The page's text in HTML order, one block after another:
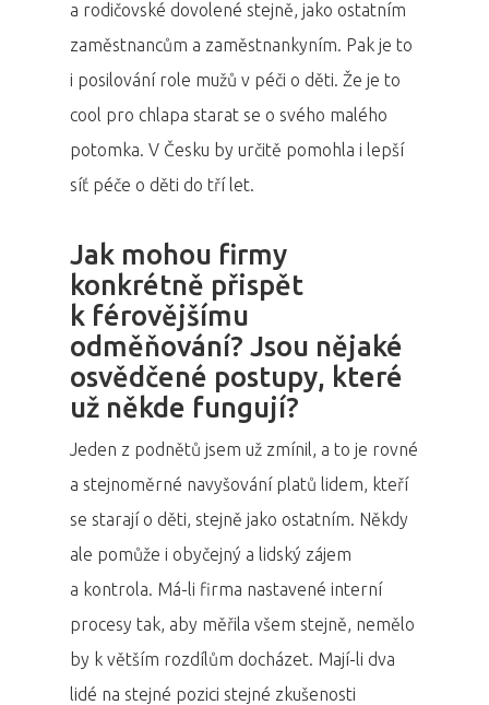
a rodičovské dovolené stejně, jako ostatním
zaměstnancům a zaměstnankyním. Pak je to
i posilování role mužů v péči o děti. Že je to
cool pro chlapa starat se o svého malého
potomka. V Česku by určitě pomohla i lepší
síť péče o děti do tří let.
Jak mohou firmy
konkrétně přispět
k férovějšímu
odměňování? Jsou nějaké
osvědčené postupy, které
už někde fungují?
Jeden z podnětů jsem už zmínil, a to je rovné
a stejnoměrné navyšování platů lidem, kteří
se starají o děti, stejně jako ostatním. Někdy
ale pomůže i obyčejný a lidský zájem
a kontrola. Má-li firma nastavené interní
procesy tak, aby měřila všem stejně, nemělo
by k větším rozdílům docházet. Mají-li dva
lidé na stejné pozici stejné zkušenosti